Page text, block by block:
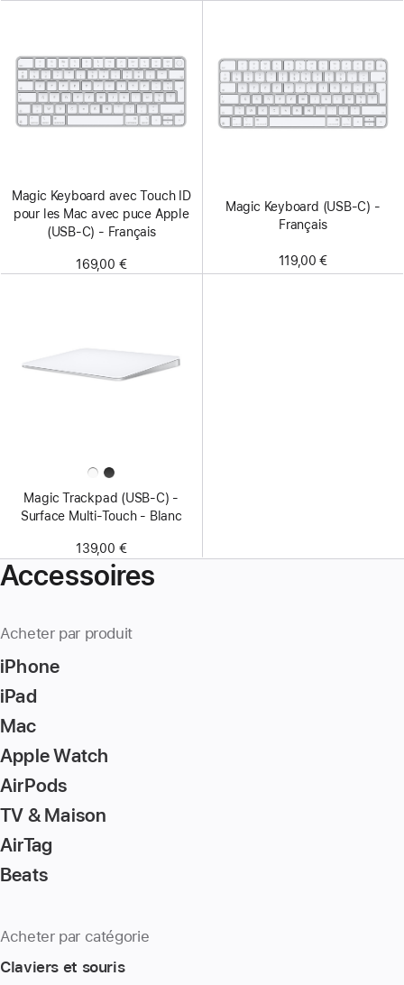
Magic Keyboard avec Touch ID
pour les Mac avec puce Apple
(USB-C) - Français
169,00 €
Magic Keyboard (USB-C) -
Français
119,00 €
Magic Trackpad (USB‑C) -
Surface Multi‑Touch - Blanc
139,00 €
Accessoires
Acheter par produit
iPhone
iPad
Mac
Apple Watch
AirPods
TV & Maison
AirTag
Beats
Acheter par catégorie
Claviers et souris